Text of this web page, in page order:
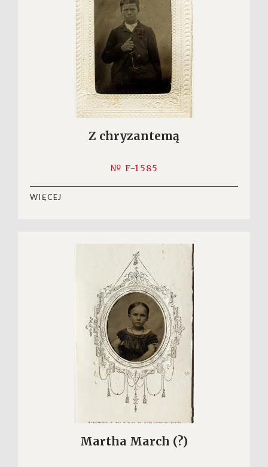
Z chryzantemą
№ F-1585
WIĘCEJ
Martha March (?)